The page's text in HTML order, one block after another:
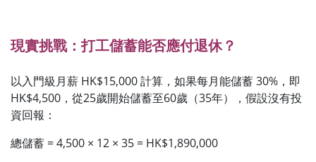
現實挑戰：打工儲蓄能否應付退休？
以入門級月薪 HK$15,000 計算，如果每月能儲蓄 30%，即
HK$4,500，從25歲開始儲蓄至60歲（35年），假設沒有投
資回報：
總儲蓄 = 4,500 × 12 × 35 = HK$1,890,000